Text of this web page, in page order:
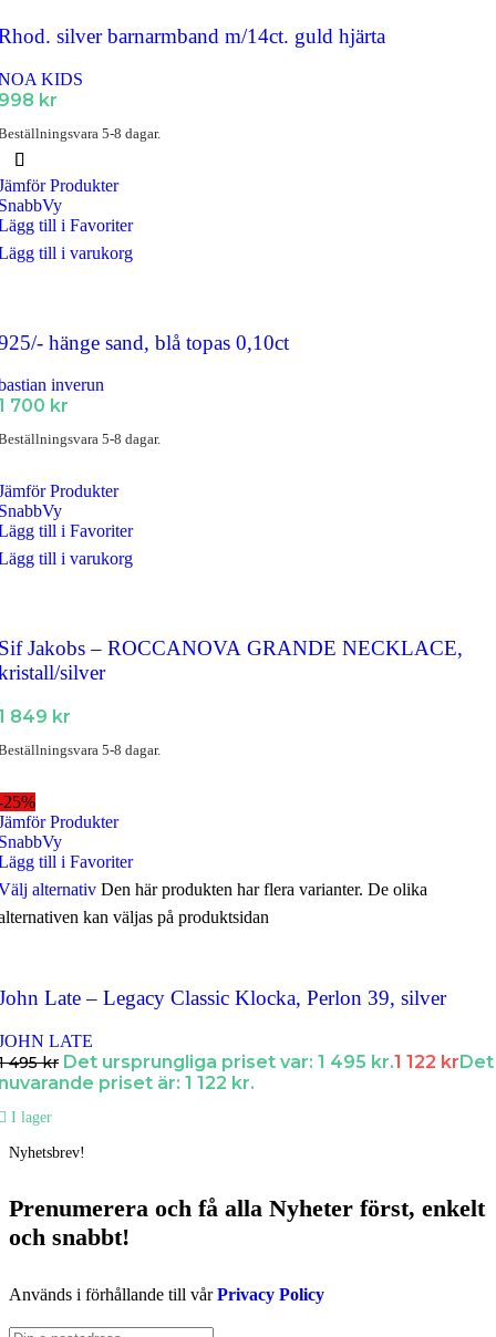
silver barnarmband m/14ct. guld hjärta
KIDS
kr
5-8 dagar.
Produkter
till i Favoriter
till i varukorg
hänge sand, blå topas 0,10ct
inverun
700 kr
5-8 dagar.
Produkter
till i Favoriter
till i varukorg
Jakobs – ROCCANOVA GRANDE NECKLACE,
silver
849 kr
5-8 dagar.
25%
Produkter
till i Favoriter
alternativ Den här produkten har flera varianter. De olika
kan väljas på produktsidan
Late – Legacy Classic Klocka, Perlon 39, silver
LATE
495kr Det ursprungliga priset var: 1 495 kr.1 122 krDet
priset är: 1 122 kr.
I lager
Nyhetsbrev!
Prenumerera och få alla Nyheter först, enkelt
och snabbt!
Används i förhållande till vårPrivacy Policy